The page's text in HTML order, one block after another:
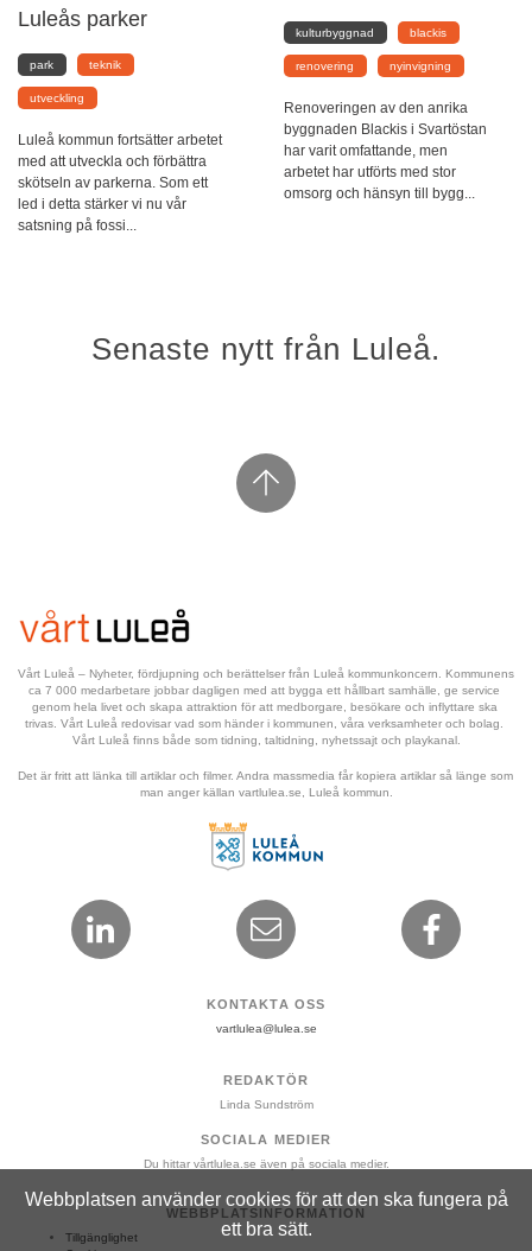
Webbplatsen använder cookies för att den ska fungera på
ett bra sätt.
Luleås parker
park teknik
utveckling
Luleå kommun fortsätter arbetet
med att utveckla och förbättra
skötseln av parkerna. Som ett
led i detta stärker vi nu vår
satsning på fossi...
kulturbyggnad blackis
renovering nyinvigning
Renoveringen av den anrika
byggnaden Blackis i Svartöstan
har varit omfattande, men
arbetet har utförts med stor
omsorg och hänsyn till bygg...
Senaste nytt från Luleå.
Vårt Luleå – Nyheter, fördjupning och berättelser från Luleå kommunkoncern. Kommunens
ca 7 000 medarbetare jobbar dagligen med att bygga ett hållbart samhälle, ge service
genom hela livet och skapa attraktion för att medborgare, besökare och inflyttare ska
trivas. Vårt Luleå redovisar vad som händer i kommunen, våra verksamheter och bolag.
Vårt Luleå finns både som tidning, taltidning, nyhetssajt och playkanal.
Det är fritt att länka till artiklar och filmer. Andra massmedia får kopiera artiklar så länge som
man anger källan vartlulea.se, Luleå kommun.
KONTAKTA OSS
vartlulea@lulea.se
REDAKTÖR
Linda Sundström
SOCIALA MEDIER
Du hittar vårtlulea.se även på sociala medier.
WEBBPLATSINFORMATION
Tillgänglighet